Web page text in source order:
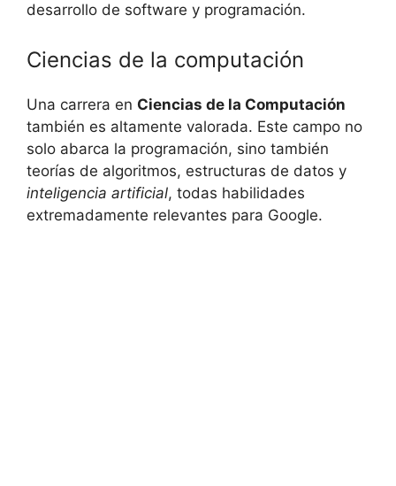
desarrollo de software y programación.
Ciencias de la computación
Una carrera en Ciencias de la Computación
también es altamente valorada. Este campo no
solo abarca la programación, sino también
teorías de algoritmos, estructuras de datos y
inteligencia artificial, todas habilidades
extremadamente relevantes para Google.